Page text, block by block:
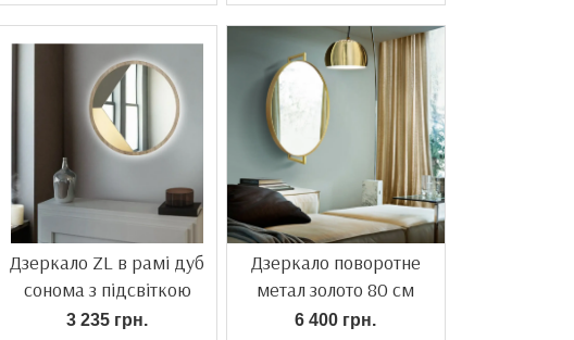
Дзеркало ZL в рамі дуб
сонома з підсвіткою
3 235 грн.
Дзеркало поворотне
метал золото 80 см
6 400 грн.